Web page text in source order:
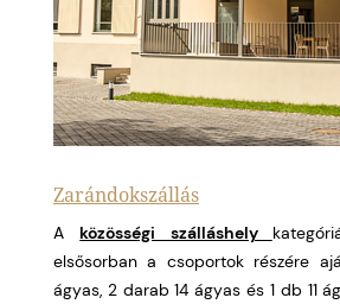
Zarándokszállás
Aközösségi szálláshely
elsősorban a csoportok részére
ágyas, 2 darab 14 ágyas és 1 db 11